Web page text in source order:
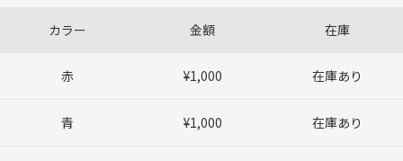
カラー 金額 在庫
赤 ¥1,000 在庫あり
青 ¥1,000 在庫あり